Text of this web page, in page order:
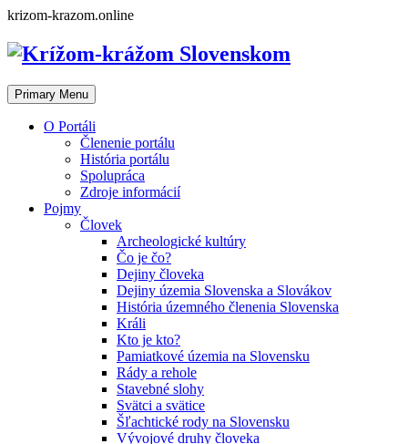
Skip
content
krizom-krazom.online
Primary Menu
O Portáli
Členenie portálu
História portálu
Spolupráca
Zdroje informácií
Pojmy
Človek
Archeologické kultúry
Čo je čo?
Dejiny človeka
Dejiny územia Slovenska a Slovákov
História územného členenia Slovenska
Králi
Kto je kto?
Pamiatkové územia na Slovensku
Rády a rehole
Stavebné slohy
Svätci a svätice
Šľachtické rody na Slovensku
Vývojové druhy človeka